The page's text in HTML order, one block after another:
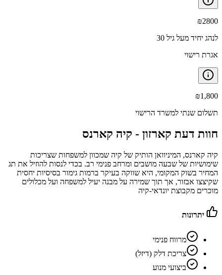
₪2800
לנהג יחיד מעל גיל 30
אגרת רישוי
₪1,800
תשלום שנתי למשרד הרישוי
חוות דעת קארזון - קיה קארנס
קיה קארנס, המיניוואן הותיק של קיה שמכוון למשפחות שצריכות
שימושיות של שבעה מושבים ומרחב פנימי רב. בכדי לנסות להוזיל את תג
המחיר בשוק המקומי, היא שווקה בעיקר ברמות גימור בסיסיות יחסית
שקיצצו אבזור, אך תוך שמירה על מבנה יעיל למשפחה ועל מכלולים
מוכרים מקבוצת יונדאי‑קיה
יתרונות
מרווח פנימי
צריכת דלק (דיזל)
ביצועי מנוע